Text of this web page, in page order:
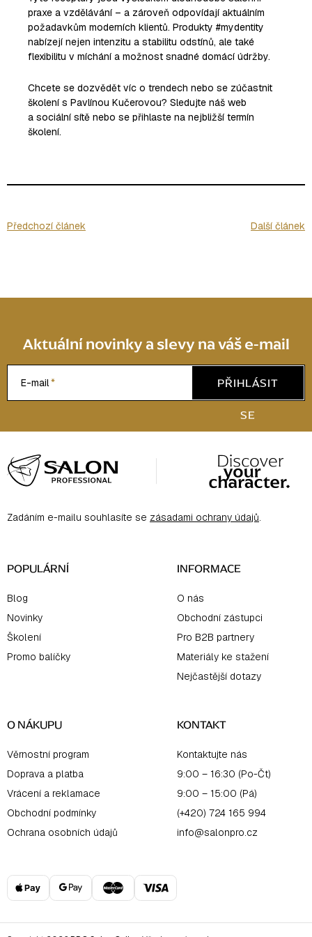
praxe a vzdělávání – a zároveň odpovídají aktuálním
požadavkům moderních klientů. Produkty #mydentity
nabízejí nejen intenzitu a stabilitu odstínů, ale také
flexibilitu v míchání a možnost snadné domácí údržby.
Chcete se dozvědět víc o trendech nebo se zúčastnit
školení s Pavlínou Kučerovou? Sledujte náš web
a sociální sítě nebo se přihlaste na nejbližší termín
školení.
Předchozí článek Další článek
Aktuální novinky a slevy na váš e-mail
E-mail
PŘIHLÁSIT
SE
á
p
Zadáním e-mailu souhlasíte se zásadami ochrany údajů.
POPULÁRNÍ
Blog
Novinky
Školení
Promo balíčky
INFORMACE
O nás
Obchodní zástupci
Pro B2B partnery
Materiály ke stažení
Nejčastější dotazy
O NÁKUPU
Věrnostní program
Doprava a platba
Vrácení a reklamace
Obchodní podmínky
Ochrana osobních údajů
KONTAKT
Kontaktujte nás
9:00 – 16:30 (Po-Čt)
9:00 – 15:00 (Pá)
(+420) 724 165 994
info@salonpro.cz